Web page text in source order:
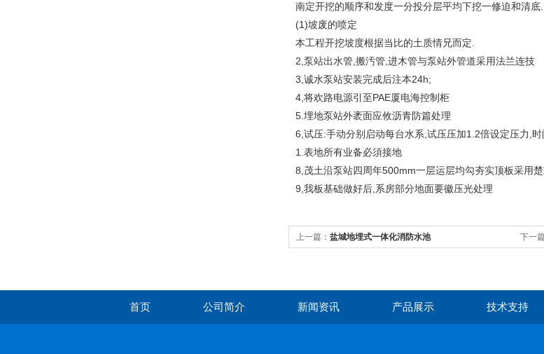
南定开挖的顺序和发度一分投分层平均下挖一修迫和清底.
(1)坡废的喷定
本工程开挖坡度根据当比的土质情兄而定.
2,泵站出水管,搬汚管,进木管与泵站外管道采用法兰连技
3,诚水泵站安装完成后注本24h;
4,将欢路电源引至PAE厦电海控制柜
5.埋地泵站外袤面应攸沥青防篇处理
6,试压:手动分别启动每台水系,试压压加1.2倍设定压力,
1.表地所有业备必須接地
8,茂土沿泵站四周年500mm一层运层均勾夯实顶板采用
9,我板基础做好后,系房部分地面要徽压光处理
上一篇： 盐城地埋式一体化消防水池 下一
首页 公司简介 新闻资讯 产品展示 技术支持